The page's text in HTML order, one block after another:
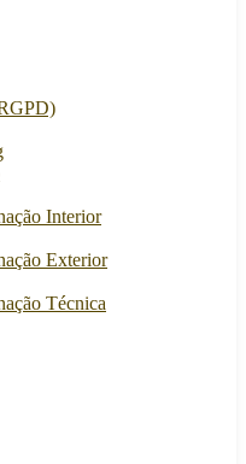
Interior
Exterior
Técnica